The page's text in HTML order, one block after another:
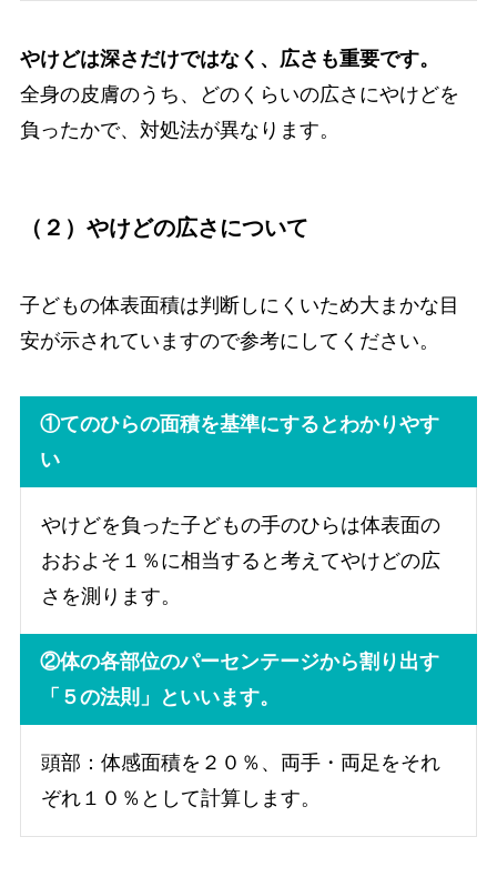
やけどは深さだけではなく、広さも重要です。
全身の皮膚のうち、どのくらいの広さにやけどを
負ったかで、対処法が異なります。
（２）やけどの広さについて
子どもの体表面積は判断しにくいため大まかな目
安が示されていますので参考にしてください。
①てのひらの面積を基準にするとわかりやす
い
やけどを負った子どもの手のひらは体表面の
おおよそ１％に相当すると考えてやけどの広
さを測ります。
②体の各部位のパーセンテージから割り出す
「５の法則」といいます。
頭部：体感面積を２０％、両手・両足をそれ
ぞれ１０％として計算します。